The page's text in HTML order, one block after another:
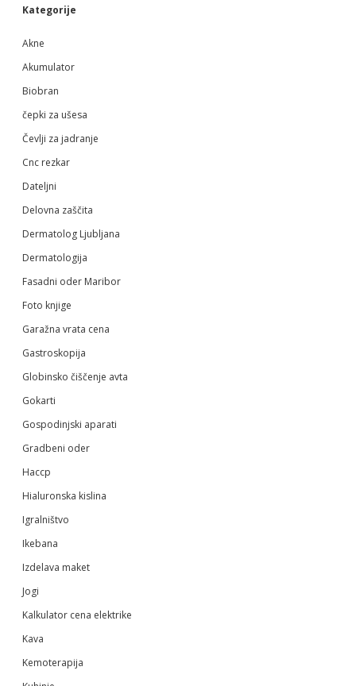
Sidebar
Kategorije
Akne
Akumulator
Biobran
čepki za ušesa
Čevlji za jadranje
Cnc rezkar
Dateljni
Delovna zaščita
Dermatolog Ljubljana
Dermatologija
Fasadni oder Maribor
Foto knjige
Garažna vrata cena
Gastroskopija
Globinsko čiščenje avta
Gokarti
Gospodinjski aparati
Gradbeni oder
Haccp
Hialuronska kislina
Igralništvo
Ikebana
Izdelava maket
Jogi
Kalkulator cena elektrike
Kava
Kemoterapija